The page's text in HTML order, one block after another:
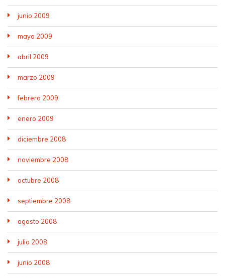
junio 2009
mayo 2009
abril 2009
marzo 2009
febrero 2009
enero 2009
diciembre 2008
noviembre 2008
octubre 2008
septiembre 2008
agosto 2008
julio 2008
junio 2008